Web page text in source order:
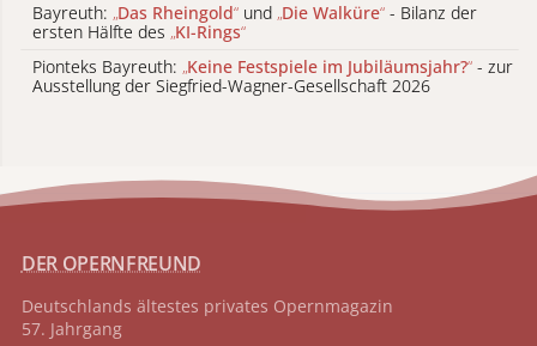
Bayreuth: „Das Rheingold“ und „Die Walküre“ - Bilanz der
ersten Hälfte des „KI-Rings“
Pionteks Bayreuth: „Keine Festspiele im Jubiläumsjahr?“ - zur
Ausstellung der Siegfried-Wagner-Gesellschaft 2026
DER OPERNFREUND
Deutschlands ältestes privates Opernmagazin
57. Jahrgang